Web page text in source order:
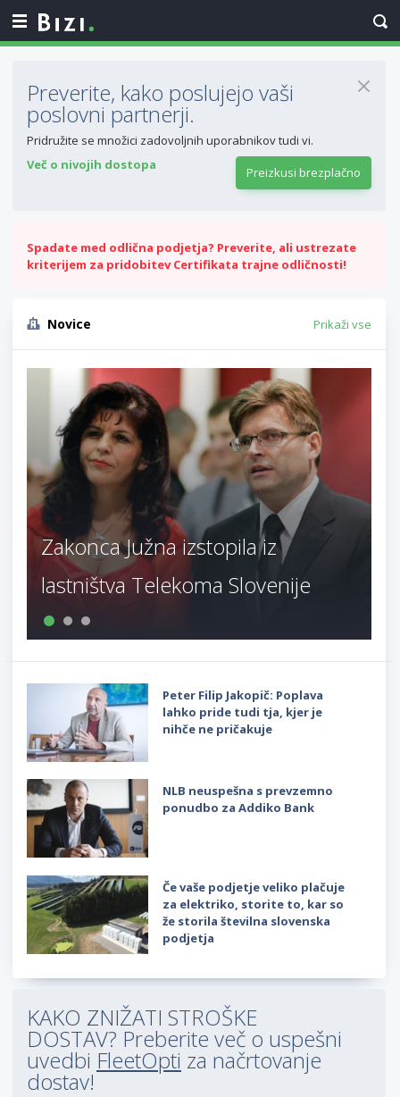
Preverite, kako poslujejo vaši
poslovni partnerji.
Pridružite se množici zadovoljnih uporabnikov tudi vi.
Več o nivojih dostopa
Preizkusi brezplačno
Spadate med odlična podjetja? Preverite, ali ustrezate
kriterijem za pridobitev Certifikata trajne odličnosti!
Novice Prikaži vse
Zakonca Južna izstopila iz
lastništva Telekoma Slovenije
Peter Filip Jakopič: Poplava
lahko pride tudi tja, kjer je
nihče ne pričakuje
NLB neuspešna s prevzemno
ponudbo za Addiko Bank
Če vaše podjetje veliko plačuje
za elektriko, storite to, kar so
že storila številna slovenska
podjetja
KAKO ZNIŽATI STROŠKE
DOSTAV? Preberite več o uspešni
uvedbi FleetOpti za načrtovanje
dostav!